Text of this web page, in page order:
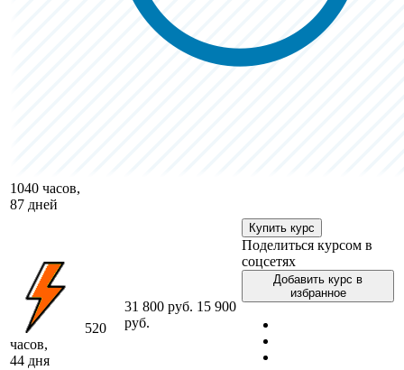
1040 часов,
87 дней
520
часов,
44 дня
31 800 руб. 15 900
руб.
Купить курс
Поделиться курсом в
соцсетях
Добавить курс в
избранное